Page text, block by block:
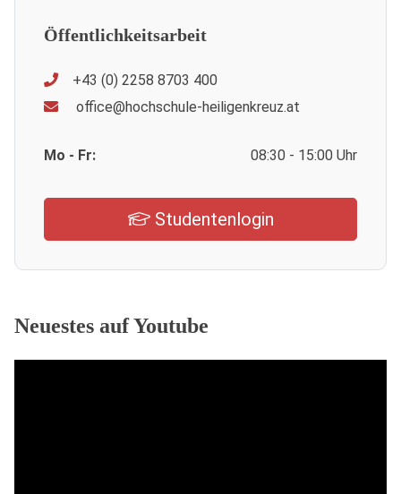
Öffentlichkeitsarbeit
+43 (0) 2258 8703 400
office@hochschule-heiligenkreuz.at
Mo - Fr: 08:30 - 15:00 Uhr
Studentenlogin
Neuestes auf Youtube